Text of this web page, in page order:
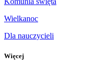
Wielkanoc
Dla nauczycieli
Więcej